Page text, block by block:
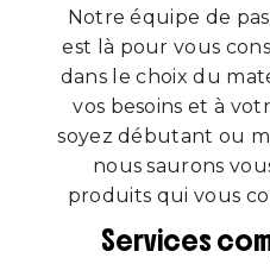
Notre équipe de
est là pour vous
dans le choix du
vos besoins et à
soyez débutant ou
nous saurons
produits qui vous
Services